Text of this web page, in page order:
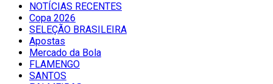
NOTÍCIAS RECENTES
Copa 2026
SELEÇÃO BRASILEIRA
Apostas
Mercado da Bola
FLAMENGO
SANTOS